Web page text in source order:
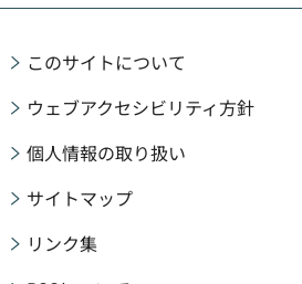
このサイトについて
ウェブアクセシビリティ方針
個人情報の取り扱い
サイトマップ
リンク集